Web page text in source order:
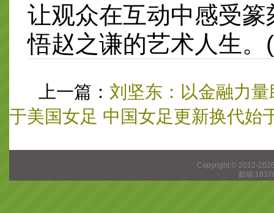
让观众在互动中感受
悟赵之谦的艺术人生。
上一篇： 刘坚东：以金融力
于美国女足 中国女足更新换代始
Copyright © 2012-
邮箱